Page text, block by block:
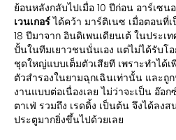
ย้อนหลังกลับไปเมื่อ 10 ปีก่อน อาร์เซ
เวนเกอร์ได้คว้า มาร์ติเนซ เมื่อตอนที่
18 ปีมาจาก อินดิเพนเดียนเต้ ในประเ
ปั้นในทีมเยาวชนนั่นเอง แต่ไม่ได้รับโ
ชุดใหญ่แบบเต็มตัวเสียที เพราะทำได้
ตัวสำรองในยามฉุกเฉินเท่านั้น และถู
งานแบบต่อเนื่องเลย ไม่ว่าจะเป็น อ๊อ
ตาเฟ่ รวมถึง เรดดิ้ง เป็นต้น จึงได้ลง
ประตูมากยิ่งขึ้นไปด้วยเลย